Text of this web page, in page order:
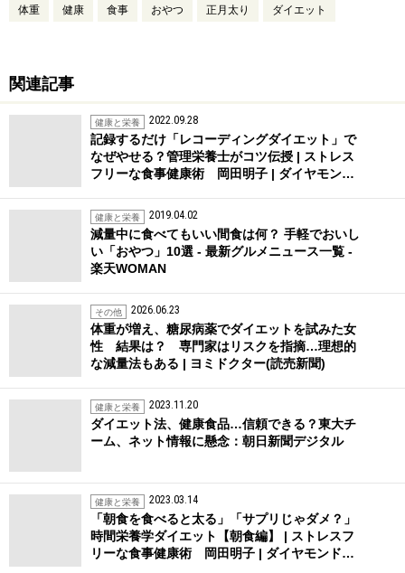
体重 健康 食事 おやつ 正月太り ダイエット
関連記事
健康と栄養 2022.09.28
記録するだけ「レコーディングダイエット」で
なぜやせる？管理栄養士がコツ伝授 | ストレス
フリーな食事健康術 岡田明子 | ダイヤモン…
健康と栄養 2019.04.02
減量中に食べてもいい間食は何？ 手軽でおいし
い「おやつ」10選 - 最新グルメニュース一覧 -
楽天WOMAN
その他 2026.06.23
体重が増え、糖尿病薬でダイエットを試みた女
性 結果は？ 専門家はリスクを指摘…理想的
な減量法もある | ヨミドクター(読売新聞)
健康と栄養 2023.11.20
ダイエット法、健康食品…信頼できる？東大チ
ーム、ネット情報に懸念：朝日新聞デジタル
健康と栄養 2023.03.14
「朝食を食べると太る」「サプリじゃダメ？」
時間栄養学ダイエット【朝食編】 | ストレスフ
リーな食事健康術 岡田明子 | ダイヤモンド…